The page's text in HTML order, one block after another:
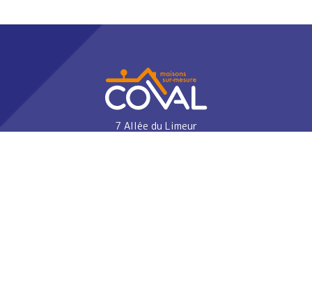
7 Allée du Limeur